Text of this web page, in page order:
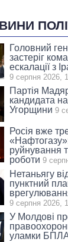
Головний
застеріг
ескалації з
9 серпня 2026,
Партія
кандидата
Угорщини 9
Росія вже
руйнування
роботи 9
Нетаньягу
пунктний
9 серпня 2026,
У Молдові
уламки